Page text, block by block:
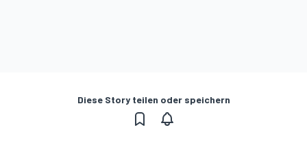
Diese Story teilen oder speichern